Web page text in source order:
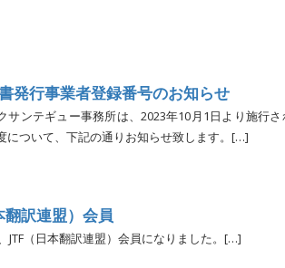
発行事業者登録番号のお知らせ
サンテギュー事務所は、2023年10月1日より施行さ
について、下記の通りお知らせ致します。[…]
翻訳連盟）会員
JTF（日本翻訳連盟）会員になりました。[…]